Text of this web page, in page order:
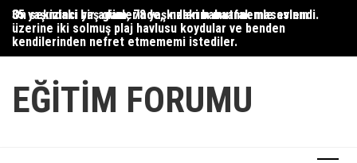
Skip
content
35 yaşındaki bir adam, 78 yaşındaki babaannemle evlendi.
On sekizinci yaş günlerinde, kızlarım mutfak masasının
üzerine iki solmuş plaj havlusu koydular ve benden
kendilerinden nefret etmememi istediler.
EĞITIM FORUMU